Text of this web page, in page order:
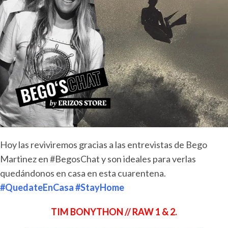
Hoy las reviviremos gracias a las entrevistas de Bego
Martinez en #BegosChat y son ideales para verlas
quedándonos en casa en esta cuarentena.
#QuedateEnCasa #StayHome
TIM BONYTHON // RAW 1 & 2.